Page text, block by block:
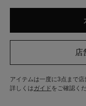
アイテムは一度に3点まで店
詳しくはガイド をご確認く